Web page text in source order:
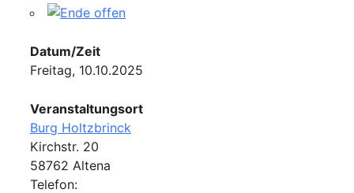
Datum/Zeit
Freitag, 10.10.2025
Veranstaltungsort
Burg Holtzbrinck
Kirchstr. 20
58762 Altena
Telefon: